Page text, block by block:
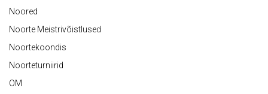
Noored
Noorte Meistrivõistlused
Noortekoondis
Noorteturniirid
OM